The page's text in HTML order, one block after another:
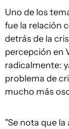
Uno de los
fue la relación
detrás de la
percepción en
radicalmente:
problema de
mucho más
"Se nota que